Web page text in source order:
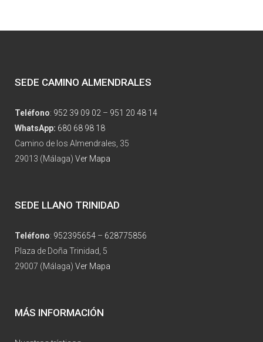
SEDE CAMINO ALMENDRALES
Teléfono: 952 39 09 02 – 951 20 48 14
WhatsApp: 680 68 98 18
Camino de los Almendrales, 35
29013 (Málaga) Ver Mapa
SEDE LLANO TRINIDAD
Teléfono: 952395654 – 628775856
Plaza de Doña Trinidad, 5
29007 (Málaga) Ver Mapa
MÁS INFORMACIÓN